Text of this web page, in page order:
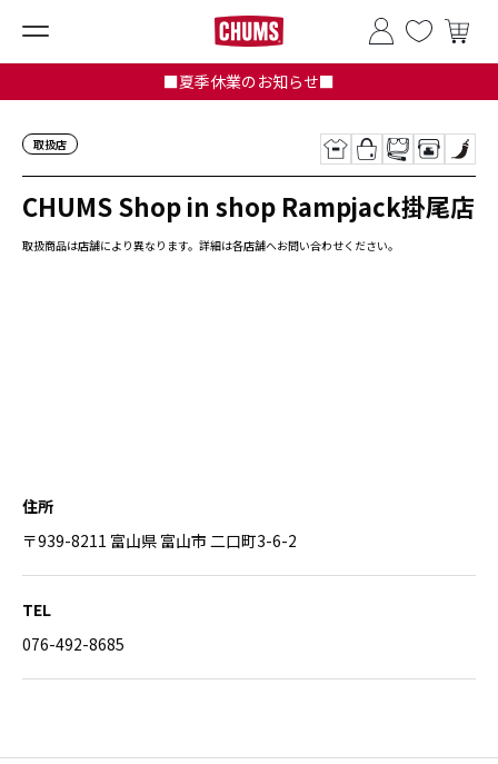
■夏季休業のお知らせ■
取扱店
CHUMS Shop in shop Rampjack掛尾店
取扱商品は店舗により異なります。詳細は各店舗へお問い合わせください。
住所
〒939-8211 富山県 富山市 二口町3-6-2
TEL
076-492-8685